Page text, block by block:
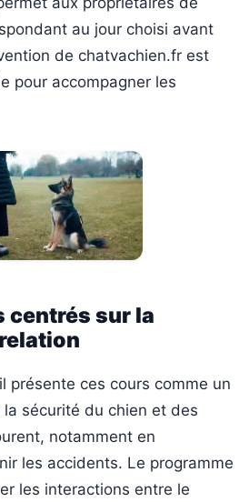
au jour choisi avant
de chatvachien.fr est
pour accompagner les
centrés sur la
présente ces cours comme un
sécurité du chien et des
notamment en
les accidents. Le programme
les interactions entre le